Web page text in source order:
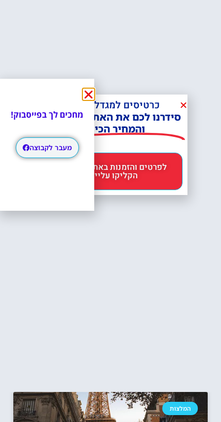
המלצות
כרטיסים למגדל אייפל?
סידרנו לכם את האתר הכי אמין -
והמחיר הכי זול!
הקליקו עליי 😊
מחכים לך בפייסבוק!